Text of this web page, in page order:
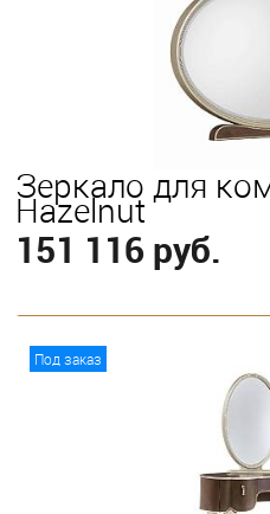
Зеркало для
Hazelnut
151 116 руб.
Под заказ